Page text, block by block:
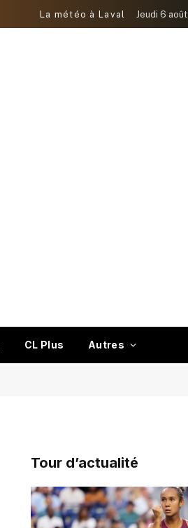
La météo à Laval Jeudi 6 août
CL Plus Autres
Tour d’actualité